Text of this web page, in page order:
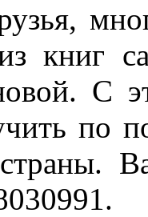
книг
С
по